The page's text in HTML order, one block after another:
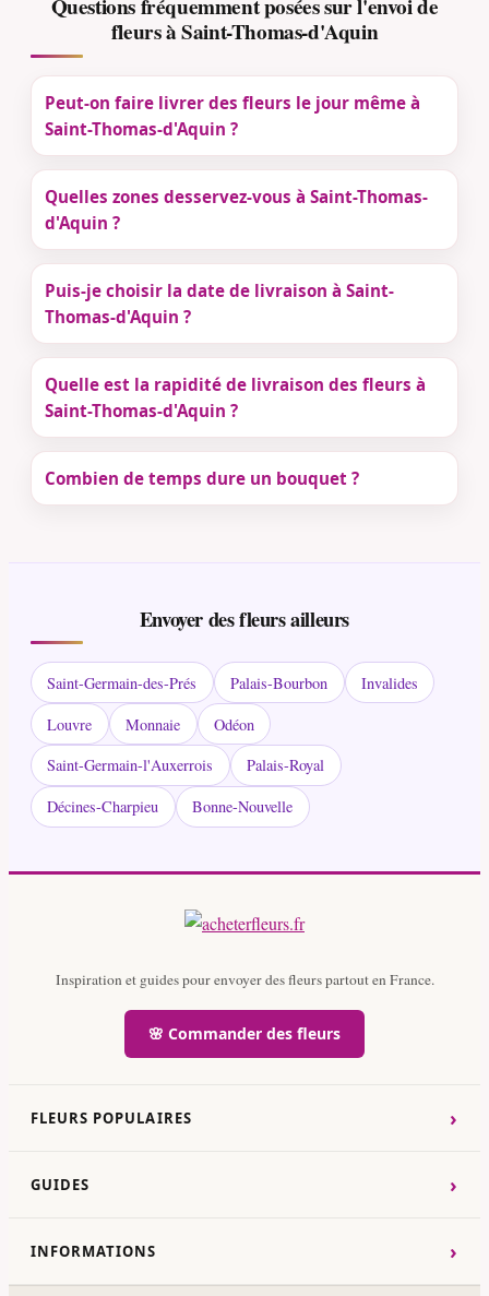
Questions fréquemment posées sur l'envoi de
fleurs à Saint-Thomas-d'Aquin
Peut-on faire livrer des fleurs le jour même à
Saint-Thomas-d'Aquin ?
Quelles zones desservez-vous à Saint-Thomas-
d'Aquin ?
Puis-je choisir la date de livraison à Saint-
Thomas-d'Aquin ?
Quelle est la rapidité de livraison des fleurs à
Saint-Thomas-d'Aquin ?
Combien de temps dure un bouquet ?
Envoyer des fleurs ailleurs
Saint-Germain-des-Prés Palais-Bourbon
Invalides
Louvre
Monnaie
Odéon
Saint-Germain-l'Auxerrois
Palais-Royal
Décines-Charpieu
Bonne-Nouvelle
Inspiration et guides pour envoyer des fleurs partout en France.
🌸 Commander des fleurs
FLEURS POPULAIRES ›
GUIDES ›
INFORMATIONS ›